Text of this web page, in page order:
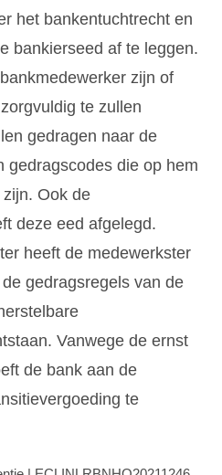
het bankentuchtrecht en
bankierseed af te leggen.
zijn of
te zullen
gedragen naar de
gedragscodes die op hem
Ook de
deze eed afgelegd.
heeft de medewerkster
gedragsregels van de
Vanwege de ernst
de bank aan de
te